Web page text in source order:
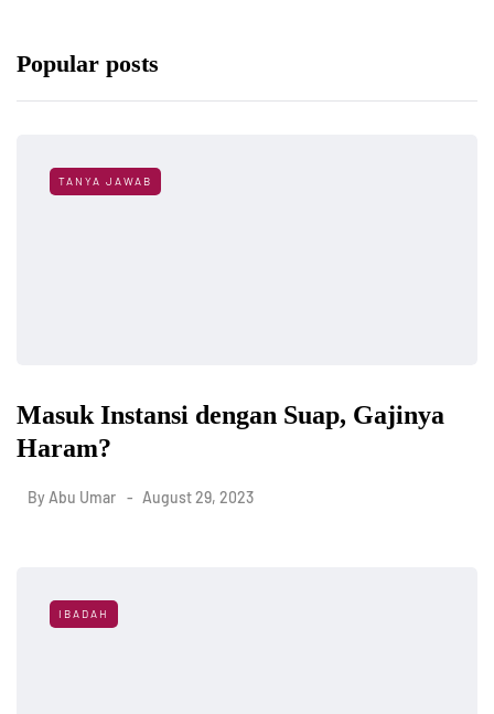
Popular posts
TANYA JAWAB
Masuk Instansi dengan Suap, Gajinya
Haram?
By Abu Umar August 29, 2023
IBADAH